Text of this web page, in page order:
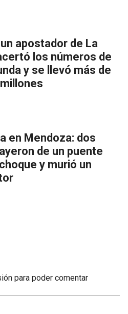
apostador de La
los números de
y se llevó más de
en Mendoza: dos
de un puente
y murió un
para poder comentar